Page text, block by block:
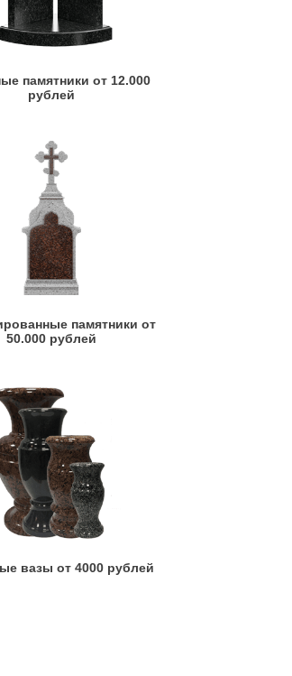
памятники от 12.000
рублей
памятники от
50.000 рублей
вазы от 4000 рублей